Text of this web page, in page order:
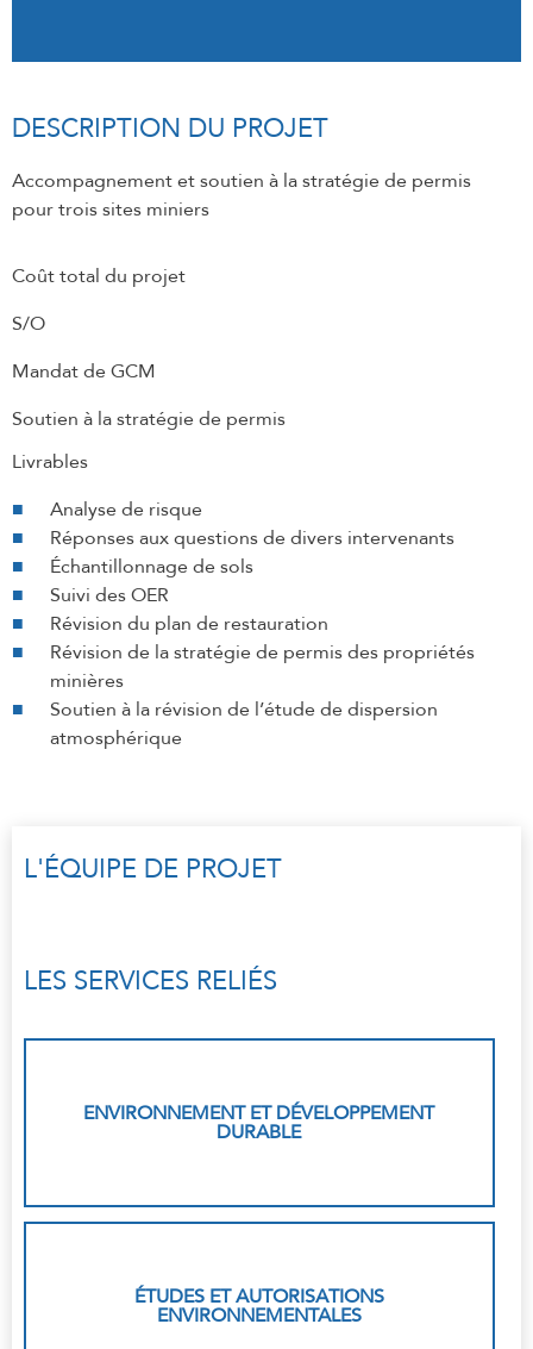
DESCRIPTION DU PROJET
Accompagnement et soutien à la stratégie de permis
pour trois sites miniers
Coût total du projet
S/O
Mandat de GCM
Soutien à la stratégie de permis
Livrables
Analyse de risque
Réponses aux questions de divers intervenants
Échantillonnage de sols
Suivi des OER
Révision du plan de restauration
Révision de la stratégie de permis des propriétés
minières
Soutien à la révision de l’étude de dispersion
atmosphérique
L'ÉQUIPE DE PROJET
LES SERVICES RELIÉS
ENVIRONNEMENT ET DÉVELOPPEMENT
DURABLE
ÉTUDES ET AUTORISATIONS
ENVIRONNEMENTALES